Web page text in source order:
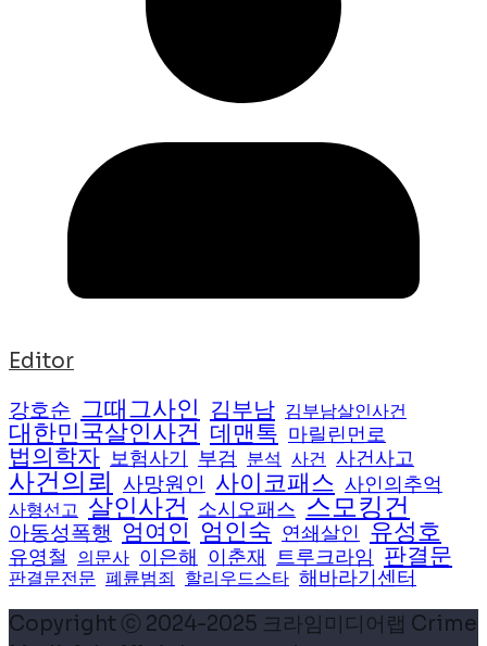
Editor
강호순 그때그사인 김부남 김부남살인사건
대한민국살인사건 데맨톡 마릴린먼로
법의학자 보험사기 부검 분석 사건 사건사고
사건의뢰 사망원인 사이코패스 사인의추억
사형선고 살인사건 소시오패스 스모킹건
아동성폭행 엄여인 엄인숙 연쇄살인 유성호
유영철 의문사 이은해 이춘재 트루크라임 판결문
판결문전문 폐륜범죄 할리우드스타 해바라기센터
Copyright ⓒ 2024-2025 크라임미디어랩 Crime